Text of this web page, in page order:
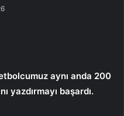
aynı anda 200
yazdırmayı başardı.